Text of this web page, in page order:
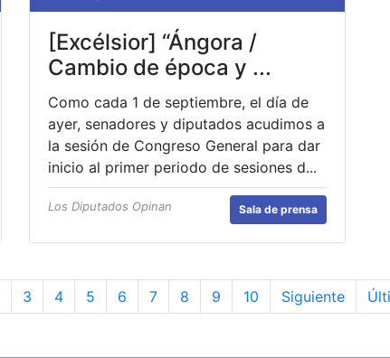
[Excélsior] “Ángora /
Cambio de época y ...
Como cada 1 de septiembre, el día de
ayer, senadores y diputados acudimos a
la sesión de Congreso General para dar
inicio al primer periodo de sesiones d...
Los Diputados Opinan Sala de prensa
3 4 5 6 7 8 9 10 Siguiente